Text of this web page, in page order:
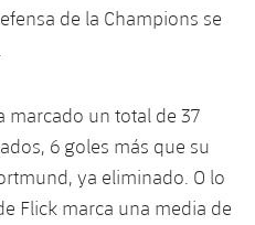
de la Champions se
marcado un total de 37
6 goles más que su
ya eliminado. O lo
Flick marca una media de